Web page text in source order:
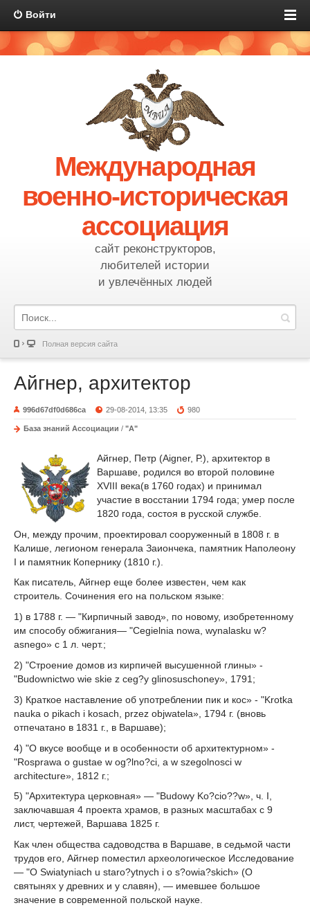
Войти
Международная
военно-историческая
ассоциация
сайт реконструкторов,
любителей истории
и увлечённых людей
Полная версия сайта
Айгнер, архитектор
996d67df0d686ca 29-08-2014, 13:35 980
База знаний Ассоциации / "А"
Айгнер, Петр (Aigner, Р.), архитектор в
Варшаве, родился во второй половине
XVIII века(в 1760 годах) и принимал
участие в восстании 1794 года; умер после
1820 года, состоя в русской службе.
Он, между прочим, проектировал сооруженный в 1808 г. в
Калише, легионом генерала Заиончека, памятник Наполеону
I и памятник Копернику (1810 г.).
Как писатель, Айгнер еще более известен, чем как
строитель. Сочинения его на польском языке:
1) в 1788 г. — "Кирпичный завод», по новому, изобретенному
им способу обжигания— "Cegielnia nowa, wynalasku w?
asnego» с 1 л. черт.;
2) "Строение домов из кирпичей высушенной глины» -
"Budownictwo wie skie z ceg?y glinosuschoney», 1791;
3) Краткое наставление об употреблении пик и кос» - "Krotka
nauka о pikach i kosach, przez objwatela», 1794 г. (вновь
отпечатано в 1831 г., в Варшаве);
4) "О вкусе вообще и в особенности об архитектурном» -
"Rosprawa о gustae w og?lno?ci, a w szegolnosci w
architecture», 1812 г.;
5) "Архитектура церковная» — "Budowy Ko?cio??w», ч. I,
заключавшая 4 проекта храмов, в разных масштабах с 9
лист, чертежей, Варшава 1825 г.
Как член общества садоводства в Варшаве, в седьмой части
трудов его, Айгнер поместил археологическое Исследование
— "О Swiatyniach u staro?ytnych i o s?owia?skich» (О
святынях у древних и у славян), — имевшее большое
значение в современной польской науке.